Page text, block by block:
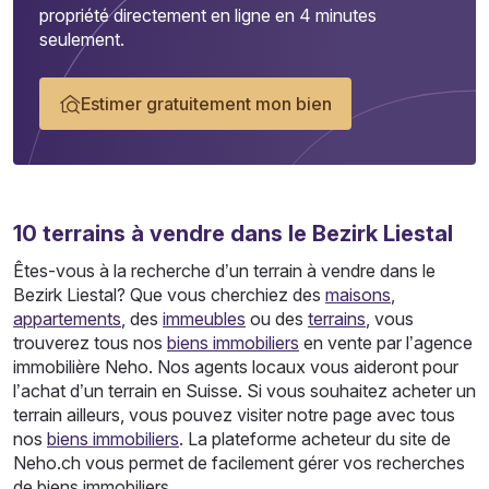
propriété directement en ligne en 4 minutes
seulement.
Estimer gratuitement mon bien
10 terrains à vendre dans le Bezirk Liestal
Êtes-vous à la recherche d’un terrain à vendre dans le
Bezirk Liestal? Que vous cherchiez des maisons,
appartements, des immeubles ou des terrains, vous
trouverez tous nos biens immobiliers en vente par l’agence
immobilière Neho. Nos agents locaux vous aideront pour
l’achat d’un terrain en Suisse. Si vous souhaitez acheter un
terrain ailleurs, vous pouvez visiter notre page avec tous
nos biens immobiliers. La plateforme acheteur du site de
Neho.ch vous permet de facilement gérer vos recherches